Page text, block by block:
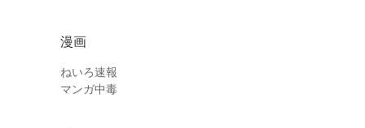
漫画
ねいろ速報
マンガ中毒